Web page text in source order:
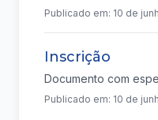
Publicado em: 10 de
Inscrição
Documento com
Publicado em: 10 de